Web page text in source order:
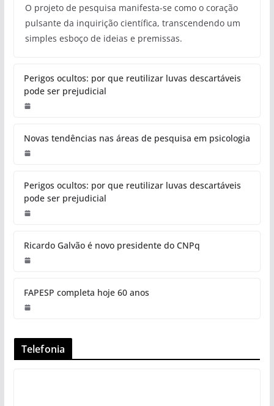
O projeto de pesquisa manifesta-se como o coração
pulsante da inquirição científica, transcendendo um
simples esboço de ideias e premissas.
Perigos ocultos: por que reutilizar luvas descartáveis
pode ser prejudicial
Novas tendências nas áreas de pesquisa em psicologia
Perigos ocultos: por que reutilizar luvas descartáveis
pode ser prejudicial
Ricardo Galvão é novo presidente do CNPq
FAPESP completa hoje 60 anos
Telefonia